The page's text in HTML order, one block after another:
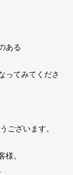
ある
ってみてくださ
ございます。
。